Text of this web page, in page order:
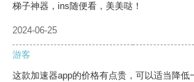
梯子神器，ins随便看，美美哒！
2024-06-25
游客
这款加速器app的价格有点贵，可以适当降低